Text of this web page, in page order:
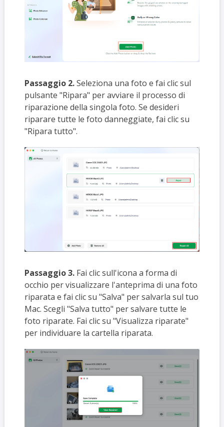
Passaggio 2.Seleziona una foto e fai clic sul
pulsante "Ripara" per avviare il processo di
riparazione della singola foto. Se desideri
riparare tutte le foto danneggiate, fai clic su
"Ripara tutto".
Passaggio 3.Fai clic sull'icona a forma di
occhio per visualizzare l'anteprima di una foto
riparata e fai clic su "Salva" per salvarla sul tuo
Mac. Scegli "Salva tutto" per salvare tutte le
foto riparate. Fai clic su "Visualizza riparate"
per individuare la cartella riparata.